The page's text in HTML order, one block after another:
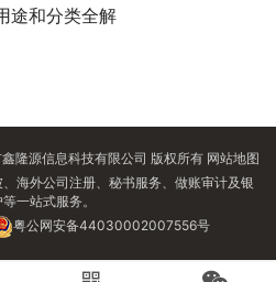
途和分类全解
隆源信息科技有限公司 版权所有 网站地图
海外公司注册、秘书服务、做账审计及银
一站式服务。
粤公网安备44030002007556号